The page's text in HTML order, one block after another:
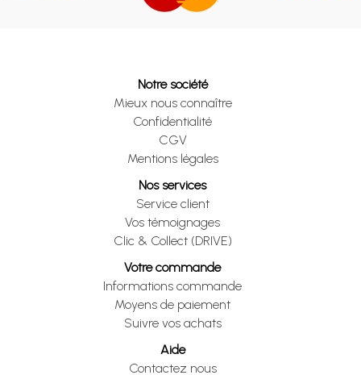
Notre société
Mieux nous connaître
Confidentialité
CGV
Mentions légales
Nos services
Service client
Vos témoignages
Clic & Collect (DRIVE)
Votre commande
Informations commande
Moyens de paiement
Suivre vos achats
Aide
Contactez nous